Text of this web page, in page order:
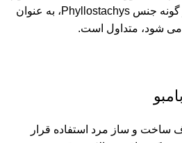
بامبو های طبیعی)، به ویژه از گونه جنس Phyllostachys، به عنوان
می شود، متداول است.
ساخت و ساز مرد استفاده قرار